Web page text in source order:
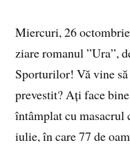
Miercuri, 26
ziare romanul ”Ura”,
Sporturilor! Vă vine
prevestit? Ați face
întâmplat cu masacrul
iulie, în care 77 de